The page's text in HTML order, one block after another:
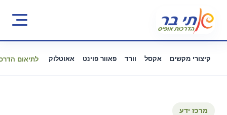
קיצורי מקשים אקסל וורד פאוור פוינט אאוטלוק לתיאום הדרכה
מרכז ידע